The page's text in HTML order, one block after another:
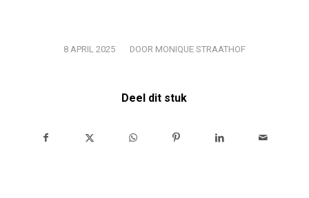
8 APRIL 2025
/ DOOR MONIQUE STRAATHOF
Deel dit stuk